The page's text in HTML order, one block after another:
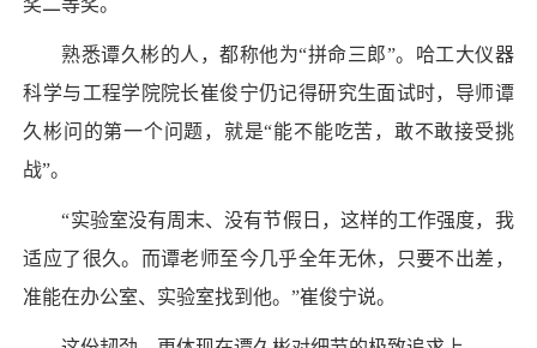
奖二等奖。
熟悉谭久彬的人，都称他为“拼命三郎”。哈工大仪器
科学与工程学院院长崔俊宁仍记得研究生面试时，导师谭
久彬问的第一个问题，就是“能不能吃苦，敢不敢接受挑
战”。
“实验室没有周末、没有节假日，这样的工作强度，我
适应了很久。而谭老师至今几乎全年无休，只要不出差，
准能在办公室、实验室找到他。”崔俊宁说。